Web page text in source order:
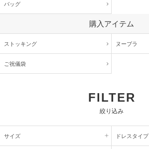
バッグ
購入アイテム
ストッキング ヌーブラ
ご祝儀袋
FILTER
絞り込み
サイズ ドレスタイプ